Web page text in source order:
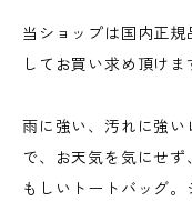
当ショップは国内正
してお買い求め頂けま
雨に強い、汚れに強
で、お天気を気にせ
もしいトートバッグ